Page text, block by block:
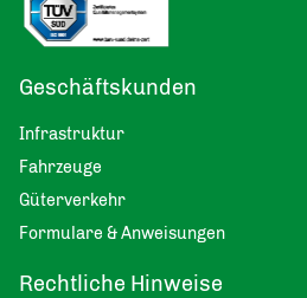
Geschäftskunden
Infrastruktur
Fahrzeuge
Güterverkehr
Formulare & Anweisungen
Rechtliche Hinweise